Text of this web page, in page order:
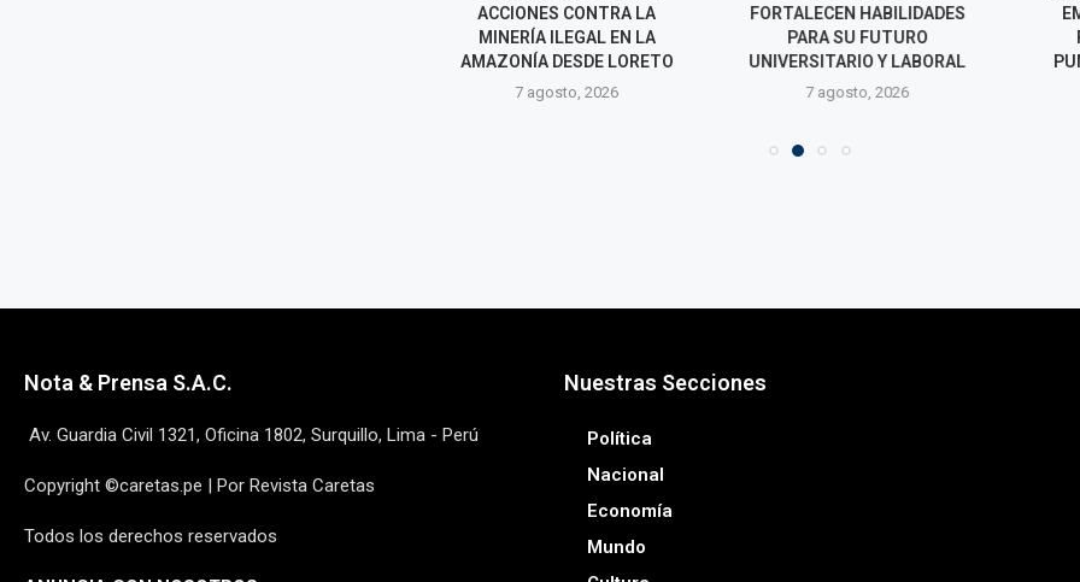
ACCIONES CONTRA LA
MINERÍA ILEGAL EN LA
AMAZONÍA DESDE LORETO
7 agosto, 2026
FORTALECEN HABILIDADES
PARA SU FUTURO
UNIVERSITARIO Y LABORAL
7 agosto, 2026
EMPLEO
PUMPUNYA
7
Nota & Prensa S.A.C.
Av. Guardia Civil 1321, Oficina 1802, Surquillo, Lima - Perú
Copyright ©caretas.pe | Por Revista Caretas
Todos los derechos reservados
Nuestras Secciones
Política
Nacional
Economía
Mundo